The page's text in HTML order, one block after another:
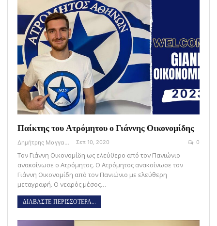
Παίκτης του Ατρόμητου ο Γιάννης Οικονομίδης
Δημήτρης Μαγγανάρης Σεπ 10, 2020 0
Τον Γιάννη Οικονομίδη ως ελεύθερο από τον Πανιώνιο
ανακοίνωσε ο Ατρόμητος. Ο Ατρόμητος ανακοίνωσε τον
Γιάννη Οικονομίδη από τον Πανιώνιο με ελεύθερη
μεταγραφή. Ο νεαρός μέσος…
ΔΙΑΒΑΣΤΕ ΠΕΡΙΣΣΟΤΕΡΑ...